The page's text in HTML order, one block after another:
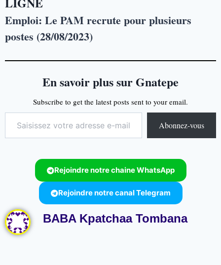
Emploi: Le PAM recrute pour plusieurs
postes (28/08/2023)
En savoir plus sur Gnatepe
Subscribe to get the latest posts sent to your email.
Abonnez-vous
Rejoindre notre chaine WhatsApp
Rejoindre notre canal Telegram
BABA Kpatchaa Tombana